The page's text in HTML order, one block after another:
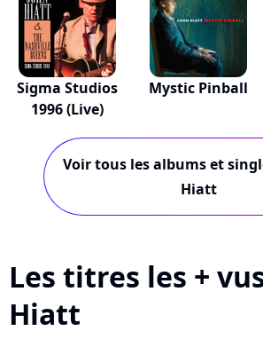
Sigma Studios
1996 (Live)
Mystic Pinball
Voir tous les albums et
Hiatt
Les titres les +
Hiatt